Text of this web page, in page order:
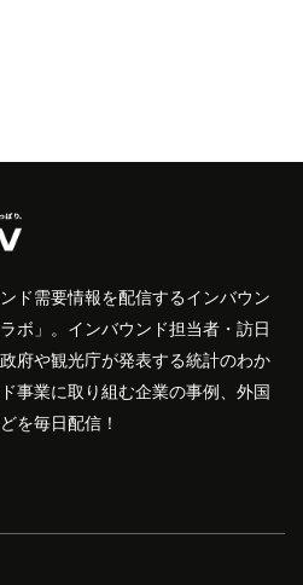
ド需要情報を配信するインバウン
ボ」。インバウンド担当者・訪日
府や観光庁が発表する統計のわか
事業に取り組む企業の事例、外国
を毎日配信！